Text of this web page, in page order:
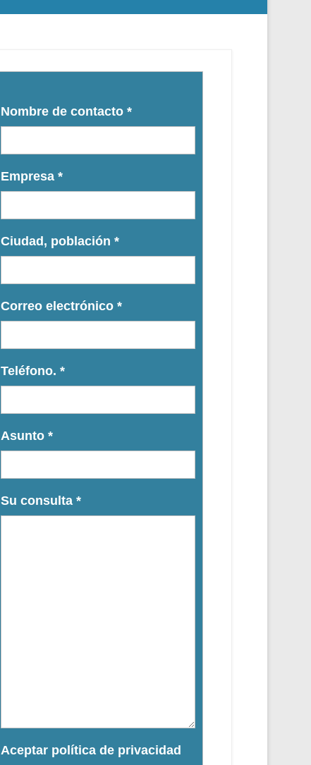
Nombre de contacto *
Empresa *
Ciudad, población *
Correo electrónico *
Teléfono. *
Asunto *
Su consulta *
Aceptar política de privacidad